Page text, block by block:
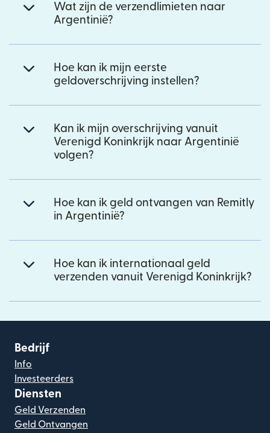
Wat zijn de verzendlimieten naar
Argentinië?
Hoe kan ik mijn eerste
geldoverschrijving instellen?
Kan ik mijn overschrijving vanuit
Verenigd Koninkrijk naar Argentinië
volgen?
Hoe kan ik geld ontvangen van Remitly
in Argentinië?
Hoe kan ik internationaal geld
verzenden vanuit Verenigd Koninkrijk?
Bedrijf
Info
Investeerders
Diensten
Geld Verzenden
Geld Ontvangen